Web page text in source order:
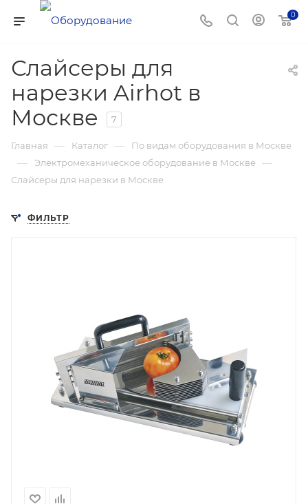
0
Слайсеры для
нарезки Airhot в
Москве
7
Главная — Каталог — По видам оборудования в Москве
— Электромеханическое оборудование в Москве —
Слайсеры для нарезки в Москве
ФИЛЬТР